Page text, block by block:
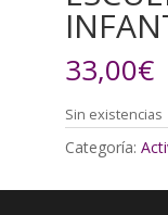
33,00€
Sin existencias
Categoría: